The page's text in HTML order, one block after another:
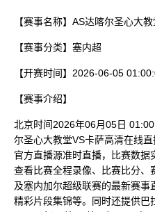
【赛事名称】 AS达喀尔圣心大
【赛事分类】 塞内超
【开赛时间】 2026-06-05
【赛事介绍】
北京时间2026年06月05日
尔圣心大教堂VS卡萨高清在线
官方直播源准时直播，比赛数
查看比赛全程录像、比赛比分、
及塞内加尔超级联赛的最新赛事
精彩片段集锦等。同时还提供巴